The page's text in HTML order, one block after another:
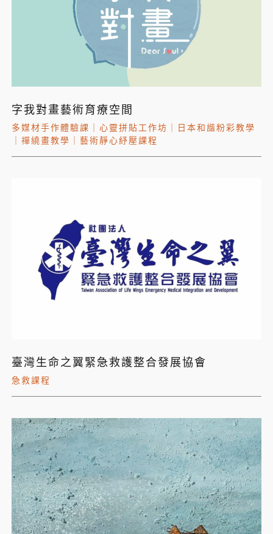
字我對畫藝術育療空間
多媒材手作體驗課 心靈拼貼工作坊
日本和諧粉彩教學
禪繞畫教學 藝術靜心紓壓課程
臺灣生命之翼緊急救護整合發展協會
急救課程